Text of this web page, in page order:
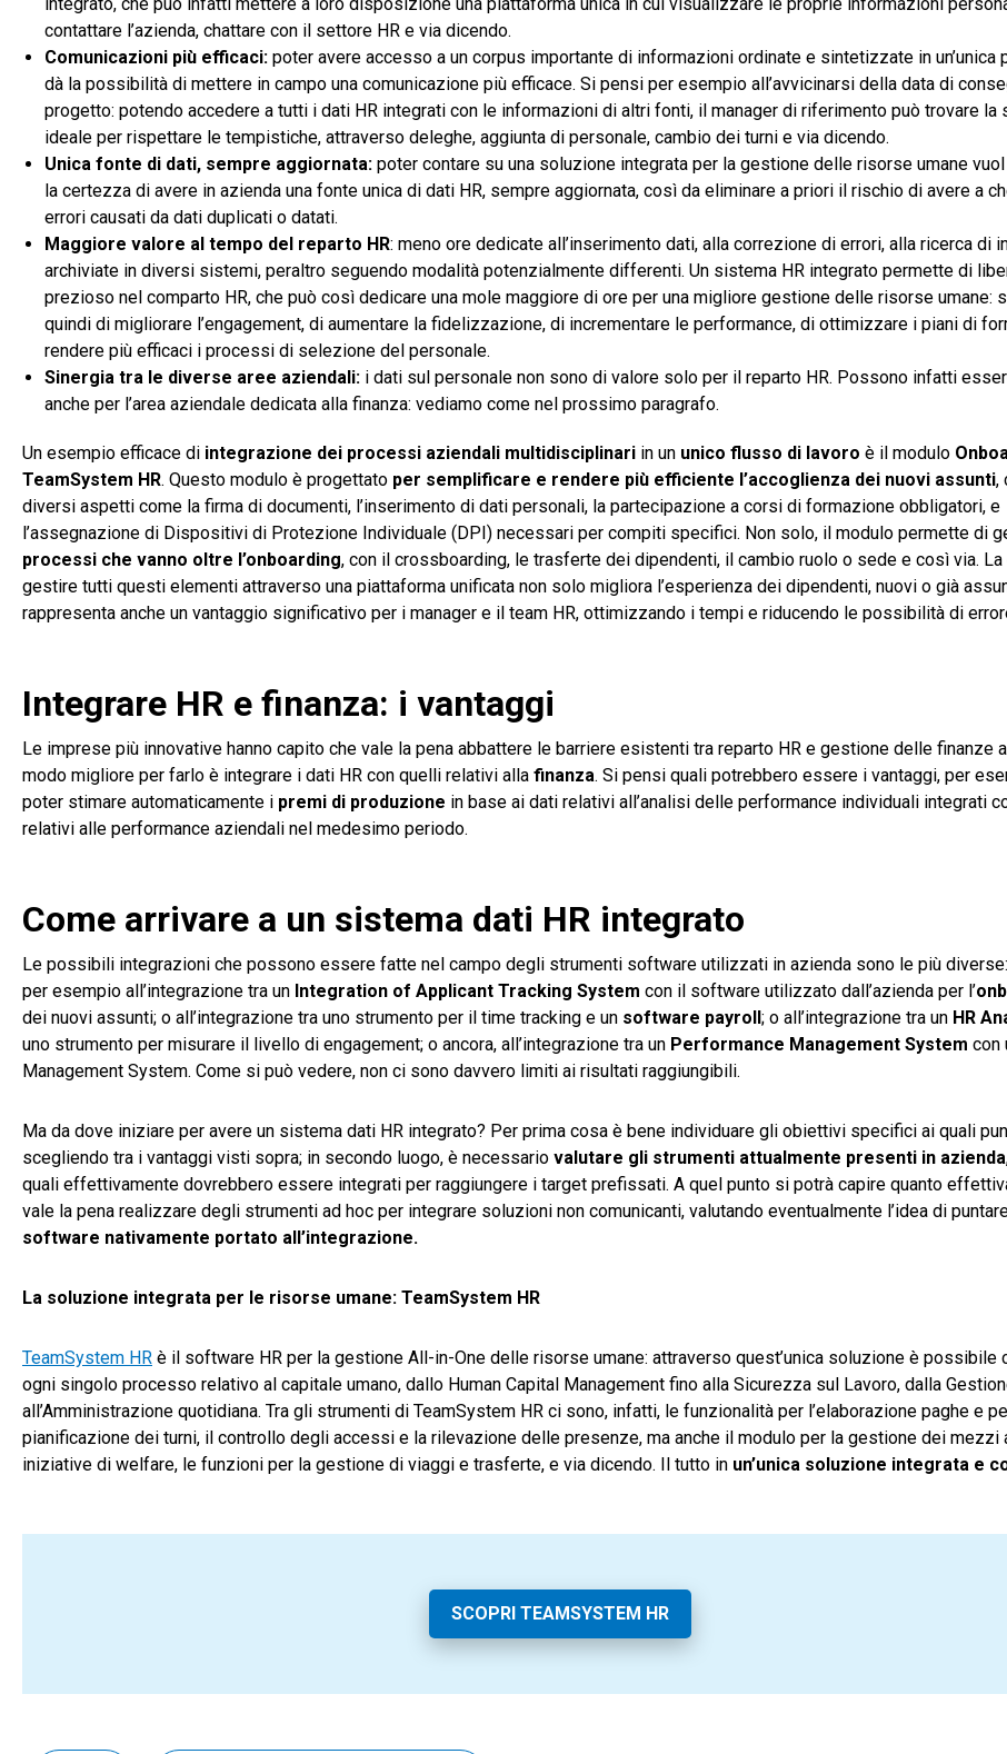
contattare l’azienda, chattare con il settore HR e via dicendo.
Comunicazioni più efficaci: poter avere accesso a un corpus importante di informazioni ordinate e sintetizzate in un’unica
dà la possibilità di mettere in campo una comunicazione più efficace. Si pensi per esempio all’avvicinarsi della data di
progetto: potendo accedere a tutti i dati HR integrati con le informazioni di altri fonti, il manager di riferimento può trovare la
ideale per rispettare le tempistiche, attraverso deleghe, aggiunta di personale, cambio dei turni e via dicendo.
Unica fonte di dati, sempre aggiornata: poter contare su una soluzione integrata per la gestione delle risorse umane
la certezza di avere in azienda una fonte unica di dati HR, sempre aggiornata, così da eliminare a priori il rischio di avere a
errori causati da dati duplicati o datati.
Maggiore valore al tempo del reparto HR: meno ore dedicate all’inserimento dati, alla correzione di errori, alla ricerca di
archiviate in diversi sistemi, peraltro seguendo modalità potenzialmente differenti. Un sistema HR integrato permette di
prezioso nel comparto HR, che può così dedicare una mole maggiore di ore per una migliore gestione delle risorse umane:
quindi di migliorare l’engagement, di aumentare la fidelizzazione, di incrementare le performance, di ottimizzare i piani di
rendere più efficaci i processi di selezione del personale.
Sinergia tra le diverse aree aziendali: i dati sul personale non sono di valore solo per il reparto HR. Possono infatti
anche per l’area aziendale dedicata alla finanza: vediamo come nel prossimo paragrafo.
Un esempio efficace di integrazione dei processi aziendali multidisciplinari in un unico flusso di lavoro è il modulo
TeamSystem HR. Questo modulo è progettato per semplificare e rendere più efficiente l’accoglienza dei nuovi assunti,
diversi aspetti come la firma di documenti, l’inserimento di dati personali, la partecipazione a corsi di formazione obbligatori, e
l’assegnazione di Dispositivi di Protezione Individuale (DPI) necessari per compiti specifici. Non solo, il modulo permette di
processi che vanno oltre l’onboarding, con il crossboarding, le trasferte dei dipendenti, il cambio ruolo o sede e così via. La
gestire tutti questi elementi attraverso una piattaforma unificata non solo migliora l’esperienza dei dipendenti, nuovi o già
rappresenta anche un vantaggio significativo per i manager e il team HR, ottimizzando i tempi e riducendo le possibilità di
Integrare HR e finanza: i vantaggi
Le imprese più innovative hanno capito che vale la pena abbattere le barriere esistenti tra reparto HR e gestione delle finanze
modo migliore per farlo è integrare i dati HR con quelli relativi alla finanza. Si pensi quali potrebbero essere i vantaggi, per
poter stimare automaticamente i premi di produzione in base ai dati relativi all’analisi delle performance individuali integrati
relativi alle performance aziendali nel medesimo periodo.
Come arrivare a un sistema dati HR integrato
Le possibili integrazioni che possono essere fatte nel campo degli strumenti software utilizzati in azienda sono le più
per esempio all’integrazione tra un Integration of Applicant Tracking System con il software utilizzato dall’azienda per l’
dei nuovi assunti; o all’integrazione tra uno strumento per il time tracking e un software payroll ; o all’integrazione tra un HR
uno strumento per misurare il livello di engagement; o ancora, all’integrazione tra un Performance Management System con
Management System. Come si può vedere, non ci sono davvero limiti ai risultati raggiungibili.
Ma da dove iniziare per avere un sistema dati HR integrato? Per prima cosa è bene individuare gli obiettivi specifici ai quali
scegliendo tra i vantaggi visti sopra; in secondo luogo, è necessario valutare gli strumenti attualmente presenti in azienda
quali effettivamente dovrebbero essere integrati per raggiungere i target prefissati. A quel punto si potrà capire quanto
vale la pena realizzare degli strumenti ad hoc per integrare soluzioni non comunicanti, valutando eventualmente l’idea di
software nativamente portato all’integrazione.
La soluzione integrata per le risorse umane: TeamSystem HR
TeamSystem HR è il software HR per la gestione All-in-One delle risorse umane: attraverso quest’unica soluzione è possibile
ogni singolo processo relativo al capitale umano, dallo Human Capital Management fino alla Sicurezza sul Lavoro, dalla
all’Amministrazione quotidiana. Tra gli strumenti di TeamSystem HR ci sono, infatti, le funzionalità per l’elaborazione paghe e
pianificazione dei turni, il controllo degli accessi e la rilevazione delle presenze, ma anche il modulo per la gestione dei mezzi
iniziative di welfare, le funzioni per la gestione di viaggi e trasferte, e via dicendo. Il tutto in un’unica soluzione integrata e
SCOPRI TEAMSYSTEM HR